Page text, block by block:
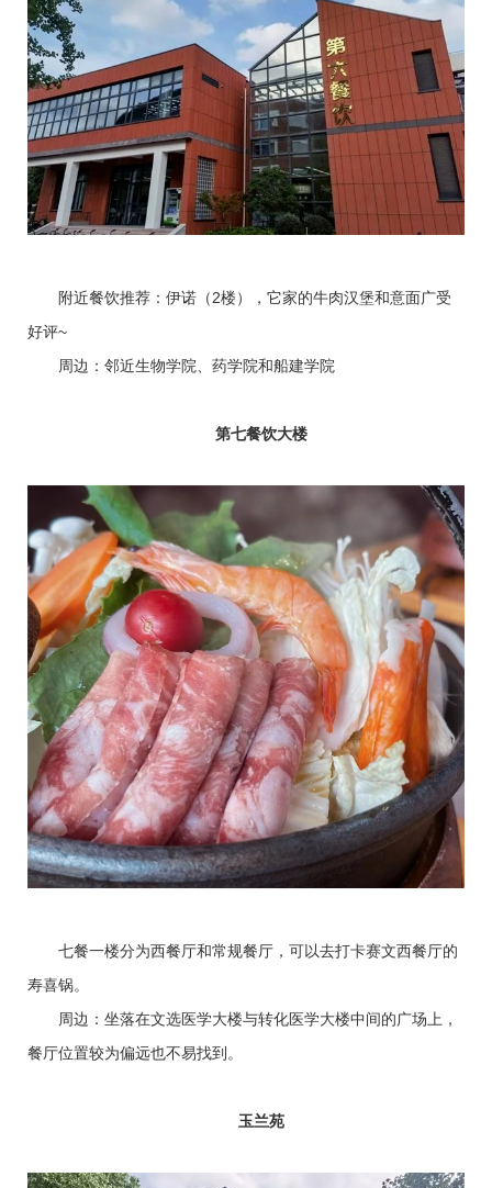
附近餐饮推荐：伊诺（2楼），它家的牛肉汉堡和意面广受
好评~
周边：邻近生物学院、药学院和船建学院
第七餐饮大楼
七餐一楼分为西餐厅和常规餐厅，可以去打卡赛文西餐厅的
寿喜锅。
周边：坐落在文选医学大楼与转化医学大楼中间的广场上，
餐厅位置较为偏远也不易找到。
玉兰苑